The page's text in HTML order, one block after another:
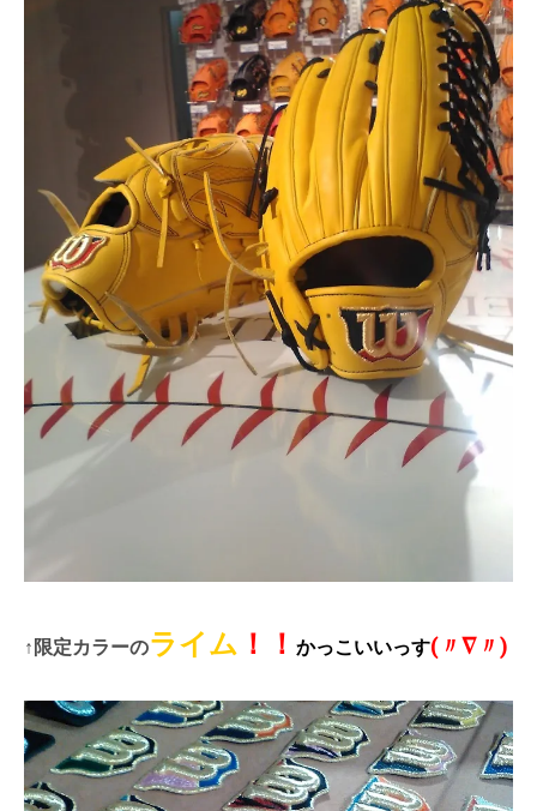
↑限定カラーのライム ！！ かっこいいっす(〃∇〃)